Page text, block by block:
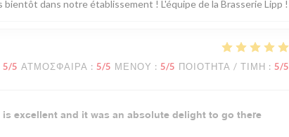
dans notre établissement ! L'équipe de la Brasserie Lipp !
5/5 ΑΤΜΌΣΦΑΙΡΑ : 5/5 ΜΕΝΟΎ : 5/5 ΠΟΙΌΤΗΤΑ / ΤΙΜΉ : 5/5
excellent and it was an absolute delight to go there